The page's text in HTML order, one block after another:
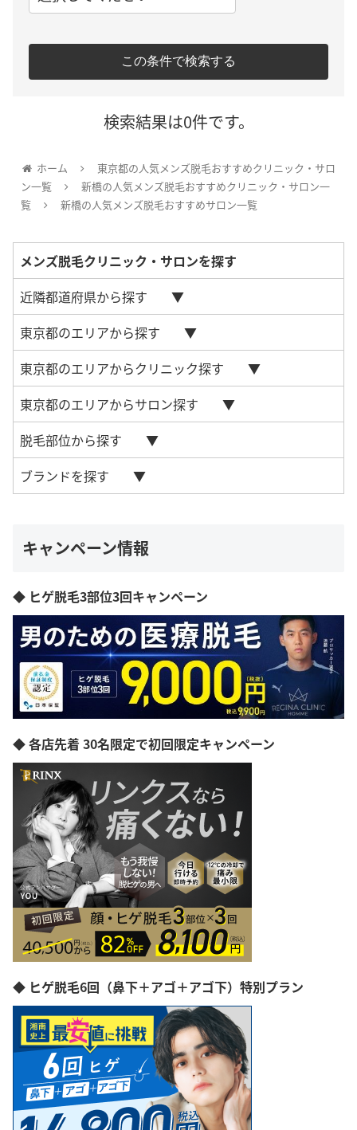
この条件で検索する
検索結果は0件です。
ホーム
東京都の人気メンズ脱毛おすすめクリニック・サロ
ン一覧
新橋の人気メンズ脱毛おすすめクリニック・サロン一
覧
新橋の人気メンズ脱毛おすすめサロン一覧
メンズ脱毛クリニック・サロンを探す
近隣都道府県から探す
東京都のエリアから探す
東京都のエリアからクリニック探す
東京都のエリアからサロン探す
脱毛部位から探す
ブランドを探す
キャンペーン情報
◆ ヒゲ脱毛3部位3回キャンペーン
◆ 各店先着 30名限定で初回限定キャンペーン
◆ ヒゲ脱毛6回（鼻下＋アゴ＋アゴ下）特別プラン